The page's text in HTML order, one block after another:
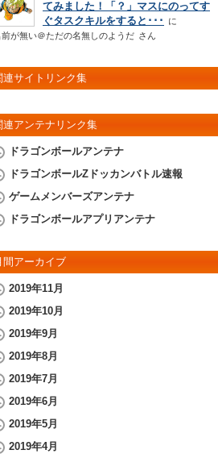
てみました！「？」マスにのってす
ぐタスクキルをすると･･･
前が無い＠ただの名無しのようだ さん
連サイトリンク集
連アンテナリンク集
ドラゴンボールアンテナ
ドラゴンボールZドッカンバトル速報
ゲームメンバーズアンテナ
ドラゴンボールアプリアンテナ
間アーカイブ
2019年11月
2019年10月
2019年9月
2019年8月
2019年7月
2019年6月
2019年5月
2019年4月